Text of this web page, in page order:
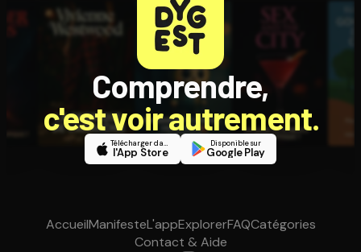
Comprendre,
c'est voir autrement.
Télécharger dans
l'App Store
Disponible sur
Google Play
AccueilManifesteL'appExplorerFAQCatégories
Contact & Aide